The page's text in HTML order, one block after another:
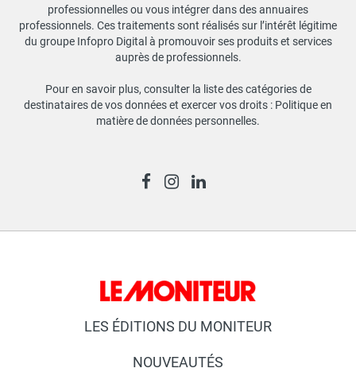
professionnelles ou vous intégrer dans des annuaires
professionnels. Ces traitements sont réalisés sur l’intérêt légitime
du groupe Infopro Digital à promouvoir ses produits et services
auprès de professionnels.
Pour en savoir plus, consulter la liste des catégories de
destinataires de vos données et exercer vos droits : Politique en
matière de données personnelles.
LES ÉDITIONS DU MONITEUR
NOUVEAUTÉS